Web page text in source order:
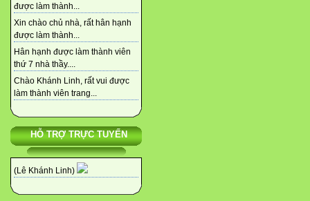
được làm thành...
Xin chào chủ nhà, rất hân hạnh
được làm thành...
Hân hạnh được làm thành viên
thứ 7 nhà thầy....
Chào Khánh Linh, rất vui được
làm thành viên trang...
HỖ TRỢ TRỰC TUYẾN
(Lê Khánh Linh)